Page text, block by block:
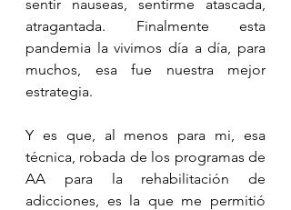
sentir nauseas, sentirme atascada,
atragantada. Finalmente esta
pandemia la vivimos día a día, para
muchos, esa fue nuestra mejor
estrategia.
Y es que, al menos para mi, esa
técnica, robada de los programas de
AA para la rehabilitación de
adicciones, es la que me permitió